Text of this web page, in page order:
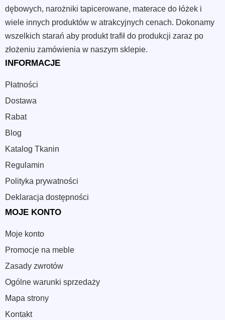
dębowych, narożniki tapicerowane, materace do łóżek i
wiele innych produktów w atrakcyjnych cenach. Dokonamy
wszelkich starań aby produkt trafił do produkcji zaraz po
złożeniu zamówienia w naszym sklepie.
INFORMACJE
Płatności
Dostawa
Rabat
Blog
Katalog Tkanin
Regulamin
Polityka prywatności
Deklaracja dostępności
MOJE KONTO
Moje konto
Promocje na meble
Zasady zwrotów
Ogólne warunki sprzedaży
Mapa strony
Kontakt